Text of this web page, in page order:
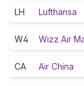
LH Lufthansa
W4 Wizz Air
CA Air China